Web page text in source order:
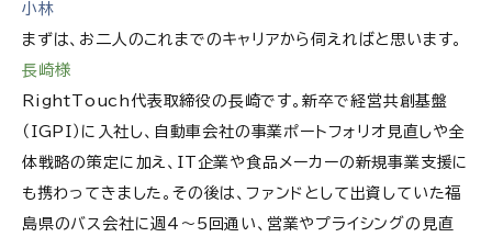
小林
まずは、お二人のこれまでのキャリアから伺えればと思います。
長崎様
RightTouch代表取締役の長崎です。新卒で経営共創基盤
（IGPI）に入社し、自動車会社の事業ポートフォリオ見直しや全
体戦略の策定に加え、IT企業や食品メーカーの新規事業支援に
も携わってきました。その後は、ファンドとして出資していた福
島県のバス会社に週4〜5回通い、営業やプライシングの見直